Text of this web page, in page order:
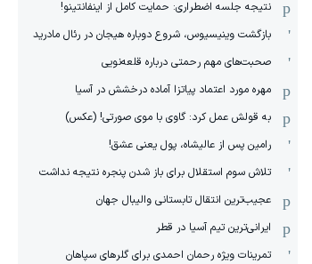
نتیجه جلسه اضطراری: حمایت کامل از اینفانتینو!
بازگشت وینیسیوس، شروع دوباره هیجان در رئال مادرید
صحبت‌های مهم رحمتی درباره قلعه‌نویی
مهره مورد اعتماد پیاتزا آماده درخشش در آسیا
به قولش عمل کرد: گاوی با موی صورتی! (عکس)
رامین پس از عالیشاه، پول یعنی عشق!
تلاش سوم استقلال برای باز شدن پنجره نتیجه نداشت
عجیب‌ترین انتقال تابستانی والیبال جهان
ایرانی‌ترین تیم آسیا در قطر
تمرینات ویژه رحمان احمدی برای گلرهای سپاهان